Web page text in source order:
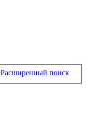
Расширенный поиск